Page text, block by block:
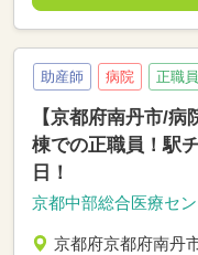
助産師 病院 正職員
【京都府南丹市/
棟での正職員！駅
日！
京都中部総合医療セ
京都府京都府南丹